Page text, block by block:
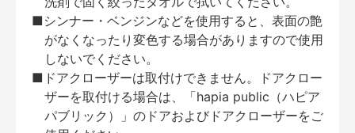
■シンナー・ベンジンなどを使用すると、表面の艶
がなくなったり変色する場合がありますので使用
しないでください。
■ドアクローザーは取付けできません。ドアクロー
ザーを取付ける場合は、「hapia public（ハピア
パブリック）」のドアおよびドアクローザーをご